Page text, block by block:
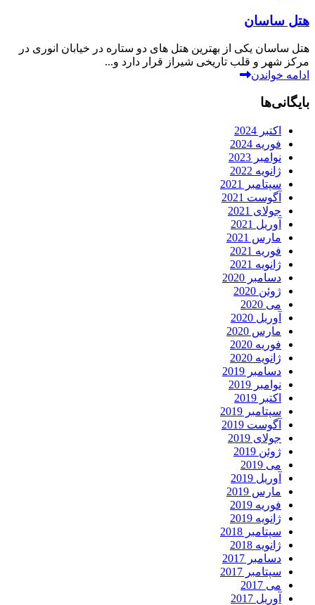
هتل ساسان
هتل ساسان یکی از بهترین هتل های دو ستاره در خیابان انوری در
مرکز شهر و قلب تاریخی شیراز قرار دارد و...
ادامه خواندن
بایگانی‌ها
اکتبر 2024
فوریه 2024
نوامبر 2023
ژانویه 2022
سپتامبر 2021
آگوست 2021
جولای 2021
آوریل 2021
مارس 2021
فوریه 2021
ژانویه 2021
دسامبر 2020
ژوئن 2020
می 2020
آوریل 2020
مارس 2020
فوریه 2020
ژانویه 2020
دسامبر 2019
نوامبر 2019
اکتبر 2019
سپتامبر 2019
آگوست 2019
جولای 2019
ژوئن 2019
می 2019
آوریل 2019
مارس 2019
فوریه 2019
ژانویه 2019
سپتامبر 2018
ژانویه 2018
دسامبر 2017
سپتامبر 2017
می 2017
آوریل 2017